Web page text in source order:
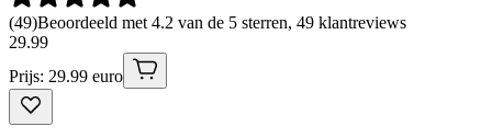
(49)Beoordeeld met 4.2 van de 5 sterren, 49 klantreviews
29.99
Prijs: 29.99 euro